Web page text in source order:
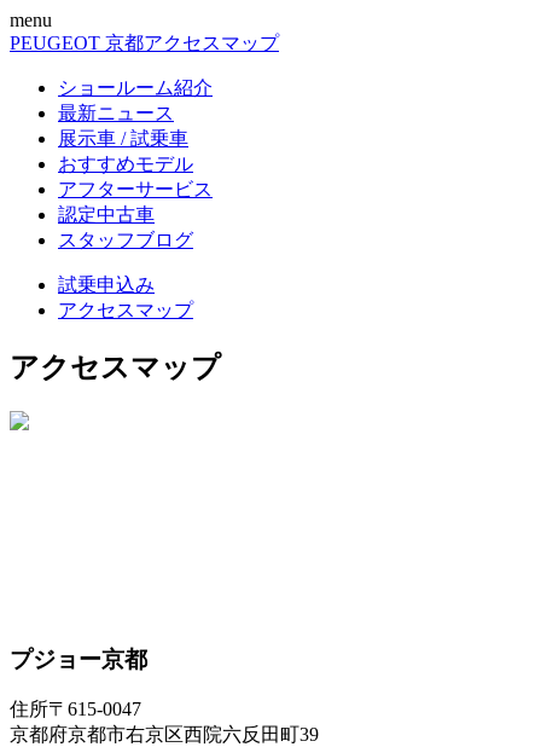
menu
PEUGEOT 京都アクセスマップ
ショールーム紹介
最新ニュース
展示車 / 試乗車
おすすめモデル
アフターサービス
認定中古車
スタッフブログ
試乗申込み
アクセスマップ
アクセスマップ
プジョー京都
住所〒615-0047
京都府京都市右京区西院六反田町39